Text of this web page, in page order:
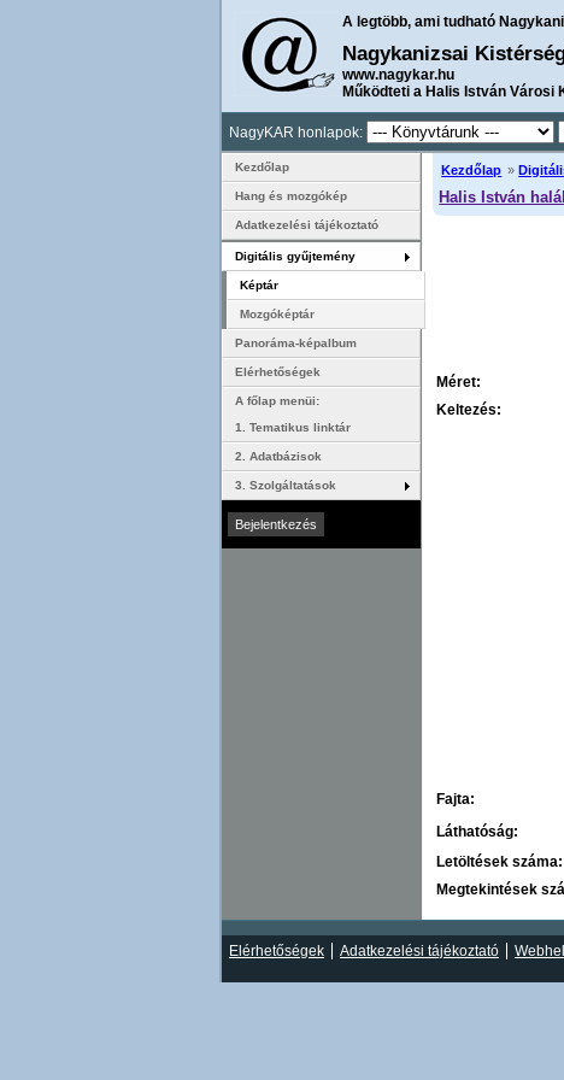
A legtöbb, ami tudható
Nagykanizsai
www.nagykar.hu
Működteti a Halis István Városi
NagyKAR honlapok:
Kezdőlap »
Halis István
Méret:
Keltezés:
Fajta:
Láthatóság:
Letöltések száma:
Megtekintések
Kezdőlap
Hang és mozgókép
Adatkezelési tájékoztató
Digitális gyűjtemény
Képtár
Mozgóképtár
Panoráma-képalbum
Elérhetőségek
A főlap menüi:
1. Tematikus linktár
2. Adatbázisok
3. Szolgáltatások
Elérhetőségek Adatkezelési tájékoztató